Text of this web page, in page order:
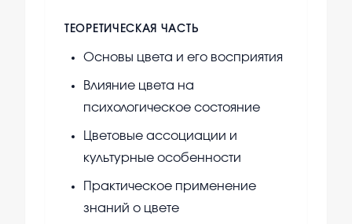
ТЕОРЕТИЧЕСКАЯ ЧАСТЬ
Основы цвета и его восприятия
Влияние цвета на
психологическое состояние
Цветовые ассоциации и
культурные особенности
Практическое применение
знаний о цвете